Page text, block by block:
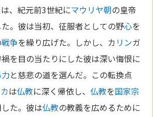
、紀元前3世紀にマウリヤ朝の皇帝
。彼は当初、征服者としての野心を
戦争を繰り広げた。しかし、カ リンガ
を目の当たりにした彼は深い悔恨に
と慈悲の道を選んだ。この転換点
は仏教に深く帰依し、仏教を国家宗
た。彼は仏教の教義を広めるために